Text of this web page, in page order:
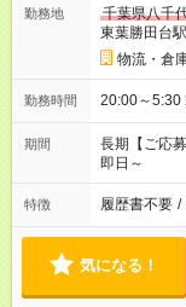
勤務地
千葉県八千
東葉勝田台駅
物流・倉
勤務時間
期間
長期【ご応
即日～
特徴 履歴書不要 /
気になる！